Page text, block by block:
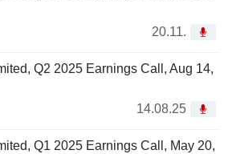
20.11.
Q2 2025 Earnings Call, Aug 14,
14.08.25
Q1 2025 Earnings Call, May 20,